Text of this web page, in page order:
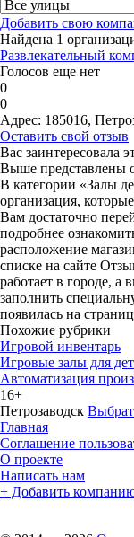
Добавить свою
Найдена 1
Развлекательный
Голосов еще нет
0
0
Адрес: 185016,
Оставить свой отзыв
Вас заинтересовала
Выше представлены
В категории «Залы
организация,
Вам достаточно
подробнее
расположение
списке на сайте
работает в городе, а
заполнить
появилась на
Похожие рубрики
Игровой инвентарь
Игровые залы для
Автоматизация
16+
Петрозаводск
Главная
Соглашение
О проекте
Написать нам
+ Добавить